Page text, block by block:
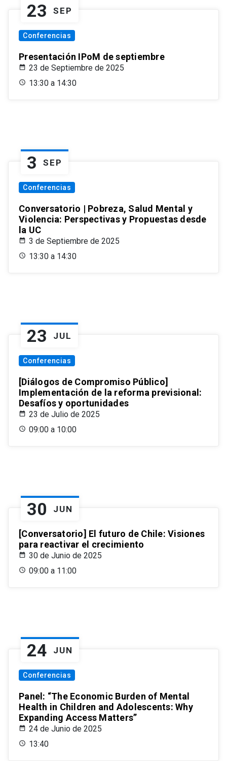
23 SEP
Conferencias
Presentación IPoM de septiembre
23 de Septiembre de 2025
13:30 a 14:30
3 SEP
Conferencias
Conversatorio | Pobreza, Salud Mental y
Violencia: Perspectivas y Propuestas desde
la UC
3 de Septiembre de 2025
13:30 a 14:30
23 JUL
Conferencias
[Diálogos de Compromiso Público]
Implementación de la reforma previsional:
Desafíos y oportunidades
23 de Julio de 2025
09:00 a 10:00
30 JUN
[Conversatorio] El futuro de Chile: Visiones
para reactivar el crecimiento
30 de Junio de 2025
09:00 a 11:00
24 JUN
Conferencias
Panel: “The Economic Burden of Mental
Health in Children and Adolescents: Why
Expanding Access Matters”
24 de Junio de 2025
13:40